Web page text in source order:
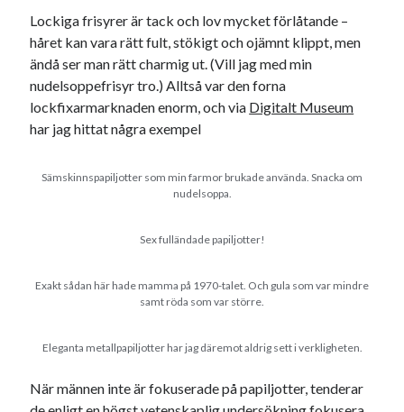
Lockiga frisyrer är tack och lov mycket förlåtande –
håret kan vara rätt fult, stökigt och ojämnt klippt, men
ändå ser man rätt charmig ut. (Vill jag med min
nudelsoppefrisyr tro.) Alltså var den forna
lockfixarmarknaden enorm, och via Digitalt Museum
har jag hittat några exempel
Sämskinnspapiljotter som min farmor brukade använda. Snacka om
nudelsoppa.
Sex fulländade papiljotter!
Exakt sådan här hade mamma på 1970-talet. Och gula som var mindre
samt röda som var större.
Eleganta metallpapiljotter har jag däremot aldrig sett i verkligheten.
När männen inte är fokuserade på papiljotter, tenderar